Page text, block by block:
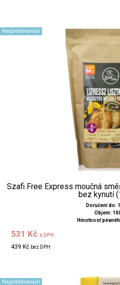
Najpredávanější
Szafi Free Express moučná
bez kynutí
Doručení do:
Objem:
Hmotnosť
531 Kč s DPH
439 Kč bez DPH
Najpredávanější